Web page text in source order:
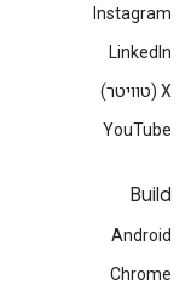
Instagram
LinkedIn
‫X (טוויטר)
YouTube
Build
Android
Chrome